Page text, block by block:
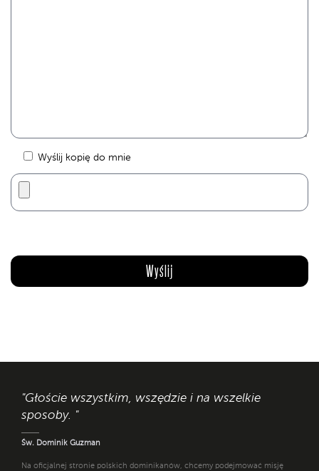
Wyślij kopię do mnie
"Głoście wszystkim, wszędzie i na wszelkie
sposoby. "
Św. Dominik Guzman
Na oficjalnej stronie polskich dominikanów, chcemy podejmować misję